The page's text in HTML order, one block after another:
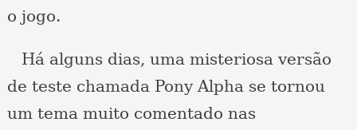
o jogo.
Há alguns dias, uma misteriosa versão
de teste chamada Pony Alpha se tornou
um tema muito comentado nas